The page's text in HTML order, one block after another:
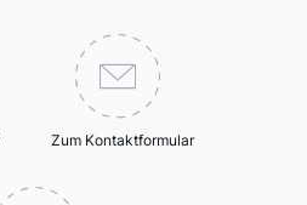
Zum Kontaktformular